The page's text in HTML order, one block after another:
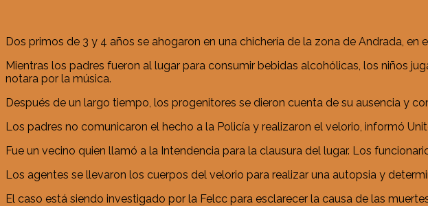
Dos primos de 3 y 4 años se ahogaron en una chichería de la zona de Andrada, en
Mientras los padres fueron al lugar para consumir bebidas alcohólicas, los niños
notara por la música.
Después de un largo tiempo, los progenitores se dieron cuenta de su ausencia y
Los padres no comunicaron el hecho a la Policía y realizaron el velorio, informó
Fue un vecino quien llamó a la Intendencia para la clausura del lugar. Los
Los agentes se llevaron los cuerpos del velorio para realizar una autopsia y
El caso está siendo investigado por la Felcc para esclarecer la causa de las